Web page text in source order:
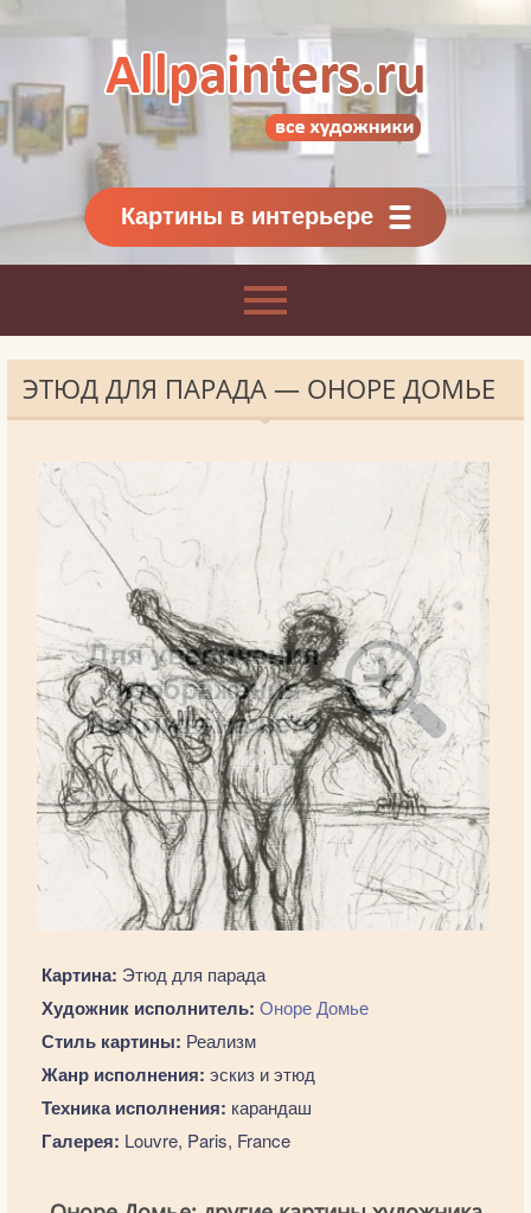
Картины классиков
и современников
Картины в интерьере
ЭТЮД ДЛЯ ПАРАДА — ОНОРЕ ДОМЬЕ
Картина: Этюд для парада
Художник исполнитель: Оноре Домье
Стиль картины: Реализм
Жанр исполнения: эскиз и этюд
Техника исполнения: карандаш
Галерея: Louvre, Paris, France